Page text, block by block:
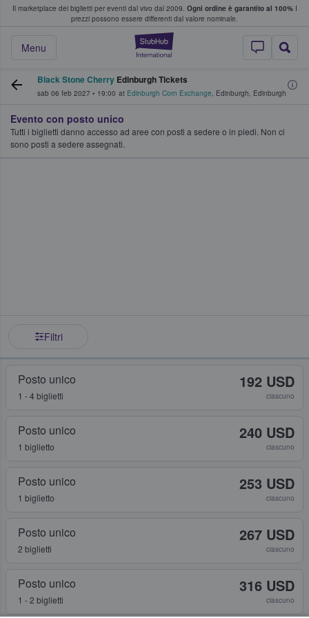
Il marketplace dei biglietti per eventi dal vivo dal 2009. Ogni ordine è garantito al 100%I
prezzi possono essere differenti dal valore nominale.
StubHub - Dove
Menu
fan comprano e vendono biglietti
Black Stone Cherry Edinburgh Tickets
sab 06 feb 2027 • 19:00 at Edinburgh Corn Exchange, Edinburgh, Edinburgh
Evento con posto unico
Tutti i biglietti danno accesso ad aree con posti a sedere o in piedi. Non ci
sono posti a sedere assegnati.
Filtri
Posto unico
1 - 4 biglietti
192 USD
ciascuno
Posto unico
1 biglietto
240 USD
ciascuno
Posto unico
1 biglietto
253 USD
ciascuno
Posto unico
2 biglietti
267 USD
ciascuno
Posto unico
1 - 2 biglietti
316 USD
ciascuno